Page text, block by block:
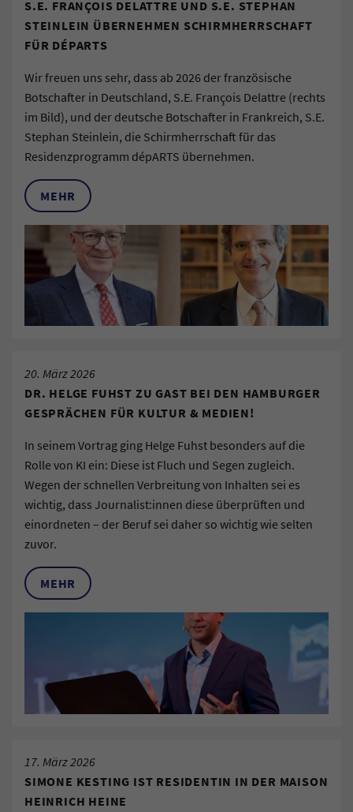
S.E. FRANÇOIS DELATTRE UND S.E. STEPHAN
STEINLEIN ÜBERNEHMEN SCHIRMHERRSCHAFT
FÜR DÉPARTS
Wir freuen uns sehr, dass ab 2026 der französische
Botschafter in Deutschland, S.E. François Delattre (rechts
im Bild), und der deutsche Botschafter in Frankreich, S.E.
Stephan Steinlein, die Schirmherrschaft für das
Residenzprogramm dépARTS übernehmen.
MEHR
20. März 2026
DR. HELGE FUHST ZU GAST BEI DEN HAMBURGER
GESPRÄCHEN FÜR KULTUR & MEDIEN!
In seinem Vortrag ging Helge Fuhst besonders auf die
Rolle von KI ein: Diese ist Fluch und Segen zugleich.
Wegen der schnellen Verbreitung von Inhalten sei es
wichtig, dass Journalist:innen diese überprüften und
einordneten – der Beruf sei daher so wichtig wie selten
zuvor.
MEHR
17. März 2026
SIMONE KESTING IST RESIDENTIN IN DER MAISON
HEINRICH HEINE